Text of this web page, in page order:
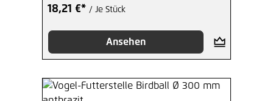
18,21 €* / Je Stück
Ansehen